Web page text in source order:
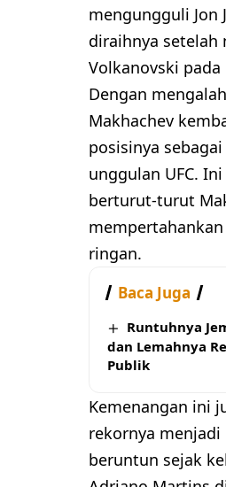
mengungguli Jon
diraihnya setelah
Volkanovski pada
Dengan
Makhachev
posisinya
unggulan UFC.
berturut-turut
ringan.
Baca Juga
Runtuhnya
dan Lemahnya
Publik
Kemenangan ini
rekornya menjadi
beruntun sejak